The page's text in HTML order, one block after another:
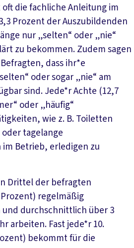
die fachliche Anleitung im
Prozent der Auszubildenden
nur „selten“ oder „nie“
zu bekommen. Zudem sagen
dass ihr*e
oder sogar „nie“ am
sind. Jede*r Achte (12,7
oder „häufig“
wie z. B. Toiletten
tagelange
Betrieb, erledigen zu
Drittel der befragten
regelmäßig
durchschnittlich über 3
arbeiten. Fast jede*r 10.
bekommt für die